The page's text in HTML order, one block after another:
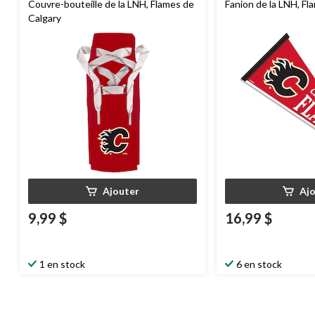
Couvre-bouteille de la LNH, Flames de
Calgary
Ajouter
9,99 $
1 en stock
Fanion de la LNH,
16,99 $
6 en stock